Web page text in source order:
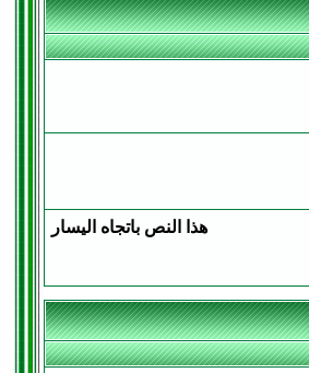
هذا النص باتجاه اليسار